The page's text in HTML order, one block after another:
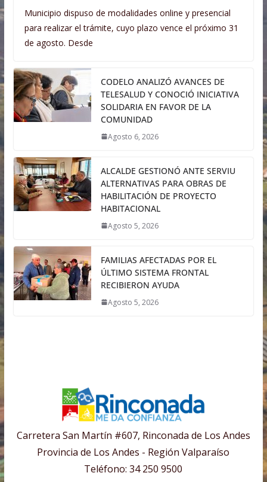
Municipio dispuso de modalidades online y presencial
para realizar el trámite, cuyo plazo vence el próximo 31
de agosto. Desde
CODELO ANALIZÓ AVANCES DE
TELESALUD Y CONOCIÓ INICIATIVA
SOLIDARIA EN FAVOR DE LA
COMUNIDAD
Agosto 6, 2026
ALCALDE GESTIONÓ ANTE SERVIU
ALTERNATIVAS PARA OBRAS DE
HABILITACIÓN DE PROYECTO
HABITACIONAL
Agosto 5, 2026
FAMILIAS AFECTADAS POR EL
ÚLTIMO SISTEMA FRONTAL
RECIBIERON AYUDA
Agosto 5, 2026
Carretera San Martín #607, Rinconada de Los Andes
Provincia de Los Andes - Región Valparaíso
Teléfono: 34 250 9500